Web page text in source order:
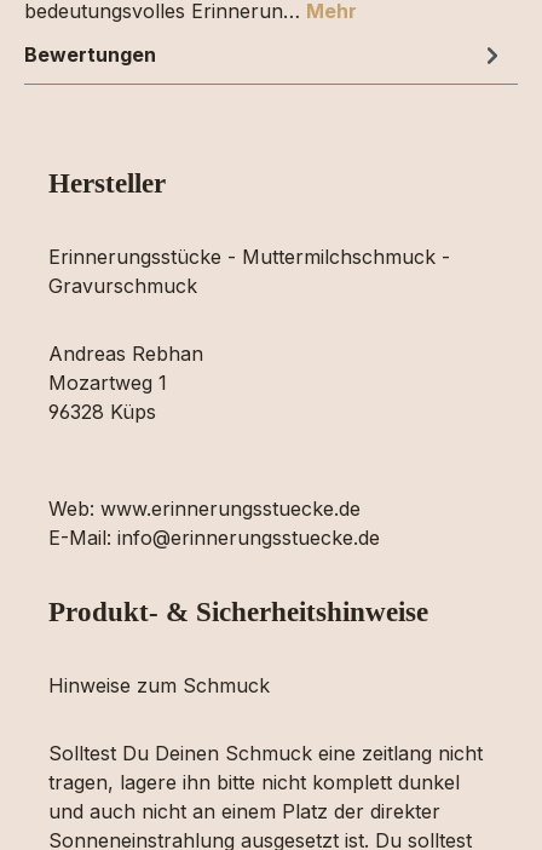
bedeutungsvolles Erinnerun… Mehr
Bewertungen
Hersteller
Erinnerungsstücke - Muttermilchschmuck -
Gravurschmuck
Andreas Rebhan
Mozartweg 1
96328 Küps
Web: www.erinnerungsstuecke.de
E-Mail: info@erinnerungsstuecke.de
Produkt- & Sicherheitshinweise
Hinweise zum Schmuck
Solltest Du Deinen Schmuck eine zeitlang nicht
tragen, lagere ihn bitte nicht komplett dunkel
und auch nicht an einem Platz der direkter
Sonneneinstrahlung ausgesetzt ist. Du solltest